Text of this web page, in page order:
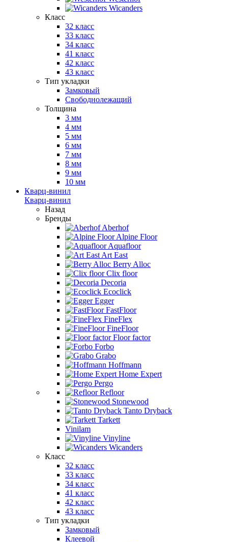
Wicanders
Класс
32 класс
33 класс
34 класс
41 класс
42 класс
43 класс
Тип укладки
Замковый
Свободнолежащий
Толщина
3 мм
4 мм
5 мм
6 мм
7 мм
8 мм
9 мм
10 мм
Кварц-винил
Кварц-винил
Назад
Бренды
Aberhof
Alpine Floor
Aquafloor
Art East
Berry Alloc
Clix floor
Decoria
Ecoclick
Egger
FastFloor
FineFlex
FineFloor
Floor factor
Forbo
Grabo
Hoffmann
Home Expert
Pergo
Refloor
Stonewood
Tanto Dryback
Tarkett
Vinilam
Vinyline
Wicanders
Класс
32 класс
33 класс
34 класс
41 класс
42 класс
43 класс
Тип укладки
Замковый
Клеевой